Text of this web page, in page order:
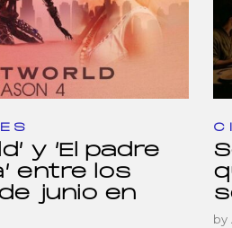
y ‘El padre
entre los
junio en
by